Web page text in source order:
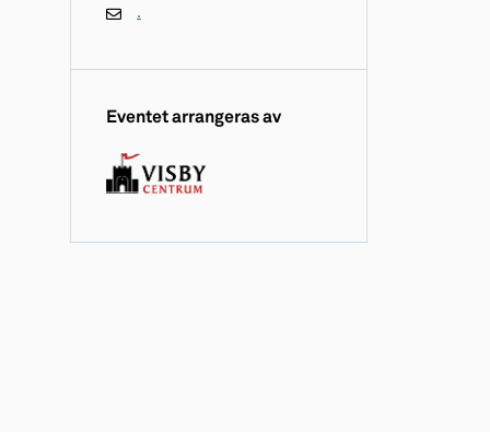
.
Eventet arrangeras av